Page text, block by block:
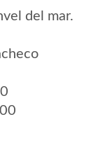
del mar.